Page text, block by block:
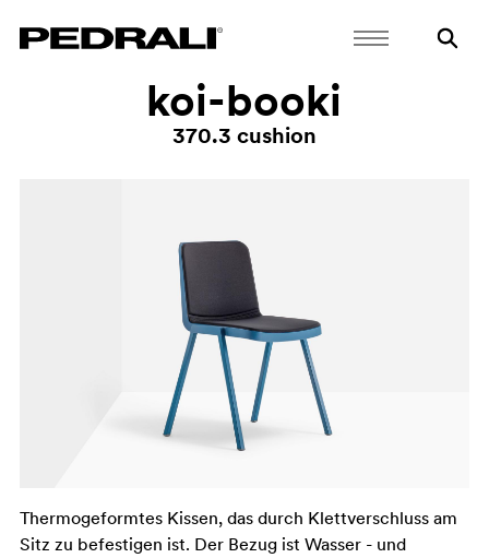
koi-booki
370.3 cushion
Thermogeformtes Kissen, das durch Klettverschluss am
Sitz zu befestigen ist. Der Bezug ist Wasser - und